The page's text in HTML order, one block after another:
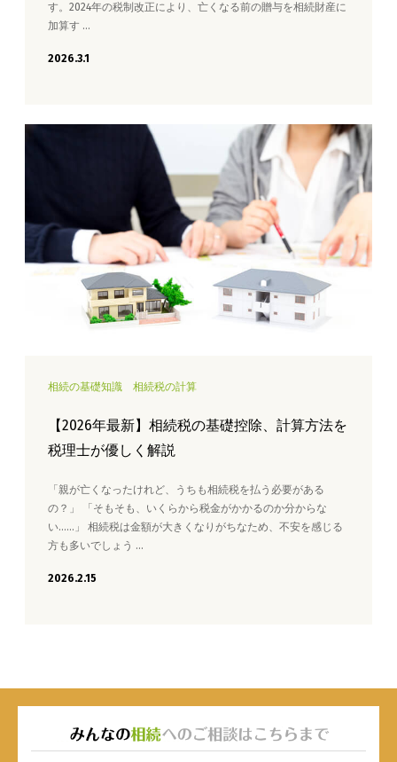
す。2024年の税制改正により、亡くなる前の贈与を相続財産に
加算す …
2026.3.1
相続の基礎知識 相続税の計算
【2026年最新】相続税の基礎控除、計算方法を
税理士が優しく解説
「親が亡くなったけれど、うちも相続税を払う必要がある
の？」 「そもそも、いくらから税金がかかるのか分からな
い……」 相続税は金額が大きくなりがちなため、不安を感じる
方も多いでしょう …
2026.2.15